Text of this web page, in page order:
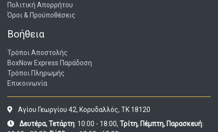
Πολιτική Απορρήτου
Όροι & Προϋποθέσεις
Βοήθεια
Τρόποι Αποστολής
BoxNow Express Παράδοση
Τρόποι Πληρωμής
Επικοινωνία
Αγίου Γεωργίου 42, Κορυδαλλός, ΤΚ 18120
Δευτέρα, Τετάρτη: 10:00 - 18:00, Τρίτη, Πέμπτη, Παρασκευή: